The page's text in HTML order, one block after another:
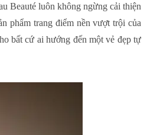
Beauté luôn không ngừng cải thiện
phẩm trang điểm nền vượt trội của
bất cứ ai hướng đến một vẻ đẹp tự